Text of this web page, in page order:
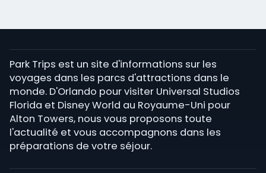
Park Trips est un site d'informations sur les
voyages dans les parcs d'attractions dans le
monde. D'Orlando pour visiter Universal Studios
Florida et Disney World au Royaume-Uni pour
Alton Towers, nous vous proposons toute
l'actualité et vous accompagnons dans les
préparations de votre séjour.